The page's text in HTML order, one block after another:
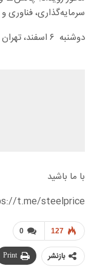
سرمایه‌گذاری، فناوری
دوشنبه ۶ اسفند، تهران
با ما باشید
t.me/steelprice
0 127
بازنشر Print